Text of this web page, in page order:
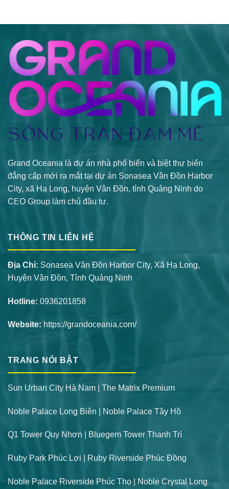
Grand Oceania là dự án nhà phố biển và biệt thự biển
đẳng cấp mới ra mắt tại dự án Sonasea Vân Đồn Harbor
City, xã Hạ Long, huyện Vân Đồn, tỉnh Quảng Ninh do
CEO Group làm chủ đầu tư.
THÔNG TIN LIÊN HỆ
Địa Chỉ: Sonasea Vân Đồn Harbor City, Xã Hạ Long,
Huyện Vân Đồn, Tỉnh Quảng Ninh
Hotline: 0936201858
Website: https://grandoceania.com/
TRANG NỔI BẬT
Sun Urban City Hà Nam The Matrix Premium
Noble Palace Long Biên Noble Palace Tây Hồ
Q1 Tower Quy Nhơn Bluegem Tower Thanh Trì
Ruby Park Phúc Lợi | Ruby Riverside Phúc Đồng
Noble Palace Riverside Phúc Thọ | Noble Crystal Long